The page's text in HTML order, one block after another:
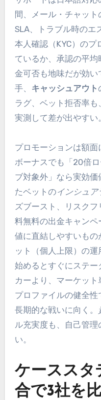
間、メール・チャッ
SLA、トラブル時のエ
本人確認（KYC）のプ
ているか、承認の平
金可否も地味だが効
手、 キャッシュアウト
ラグ、ベット拒否率
実測して差が出やすい。
プロモーションは額
ボーナスでも「20倍
ブ対象外」なら実効
たベットのインシュア
ズブースト、リスク
料無料の出金キャン
値に直結しやすいもの
ット（個人上限）の
始めるとすぐにステ
カーより、マーケット
プロファイルの健全
長期的な戦いに向く。
ル充実度も、自己管
い。
ケーススタ
合で3社を